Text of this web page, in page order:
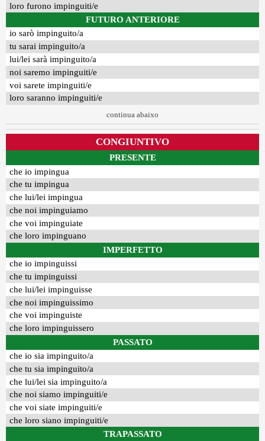
loro furono impinguiti/e
FUTURO ANTERIORE
io sarò impinguito/a
tu sarai impinguito/a
lui/lei sarà impinguito/a
noi saremo impinguiti/e
voi sarete impinguiti/e
loro saranno impinguiti/e
continua abaixo
CONGIUNTIVO
PRESENTE
che io impingua
che tu impingua
che lui/lei impingua
che noi impinguiamo
che voi impinguiate
che loro impinguano
IMPERFETTO
che io impinguissi
che tu impinguissi
che lui/lei impinguisse
che noi impinguissimo
che voi impinguiste
che loro impinguissero
PASSATO
che io sia impinguito/a
che tu sia impinguito/a
che lui/lei sia impinguito/a
che noi siamo impinguiti/e
che voi siate impinguiti/e
che loro siano impinguiti/e
TRAPASSATO